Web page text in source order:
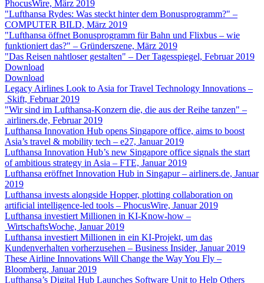
PhocusWire, März 2019
"Lufthansa Rydes: Was steckt hinter dem Bonusprogramm?" –
COMPUTER BILD, März 2019
"Lufthansa öffnet Bonusprogramm für Bahn und Flixbus – wie
funktioniert das?" – Gründerszene, März 2019
"Das Reisen nahtloser gestalten" – Der Tagesspiegel, Februar 2019
Download
Download
Legacy Airlines Look to Asia for Travel Technology Innovations –
Skift, Februar 2019
"Wir sind im Lufthansa-Konzern die, die aus der Reihe tanzen" –
airliners.de, Februar 2019
Lufthansa Innovation Hub opens Singapore office, aims to boost
Asia’s travel & mobility tech – e27, Januar 2019
Lufthansa Innovation Hub’s new Singapore office signals the start
of ambitious strategy in Asia – FTE, Januar 2019
Lufthansa eröffnet Innovation Hub in Singapur – airliners.de, Januar
2019
Lufthansa invests alongside Hopper, plotting collaboration on
artificial intelligence-led tools – PhocusWire, Januar 2019
Lufthansa investiert Millionen in KI-Know-how –
WirtschaftsWoche, Januar 2019
Lufthansa investiert Millionen in ein KI-Projekt, um das
Kundenverhalten vorherzusehen – Business Insider, Januar 2019
These Airline Innovations Will Change the Way You Fly –
Bloomberg, Januar 2019
Lufthansa’s Digital Hub Launches Software Unit to Help Others